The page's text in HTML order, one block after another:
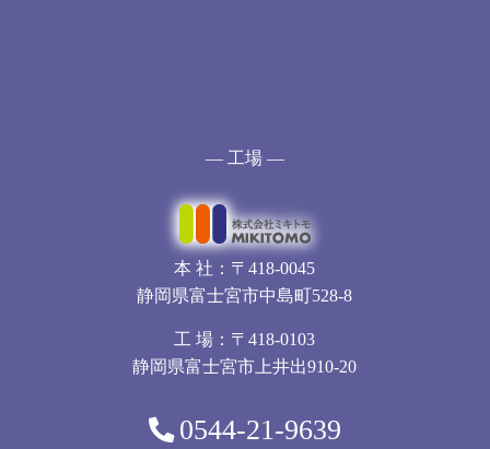
— 工場 —
本 社：〒418-0045
静岡県富士宮市中島町528-8
工 場：〒418-0103
静岡県富士宮市上井出910-20
0544-21-9639